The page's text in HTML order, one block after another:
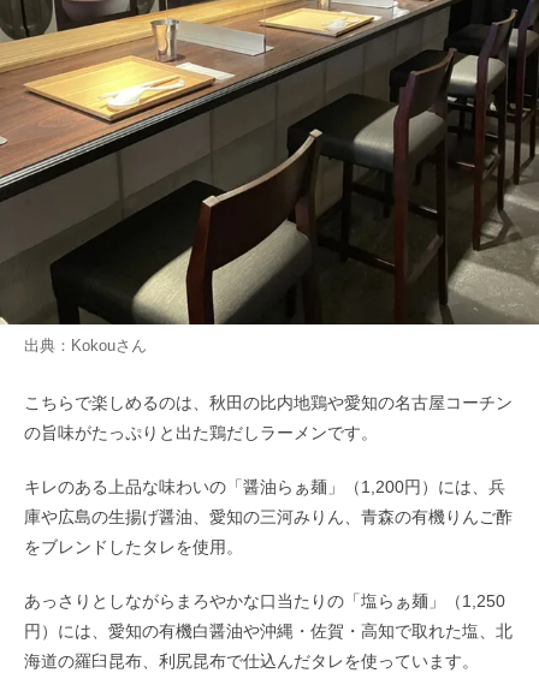
出典： Kokouさん
こちらで楽しめるのは、秋田の比内地鶏や愛知の名古屋コーチン
の旨味がたっぷりと出た鶏だしラーメンです。
キレのある上品な味わいの「醤油らぁ麺」（1,200円）には、兵
庫や広島の生揚げ醤油、愛知の三河みりん、青森の有機りんご酢
をブレンドしたタレを使用。
あっさりとしながらまろやかな口当たりの「塩らぁ麺」
（1,250
円）には、愛知の有機白醤油や沖縄・佐賀・高知で取れた塩、北
海道の羅臼昆布、利尻昆布で仕込んだタレを使っています。